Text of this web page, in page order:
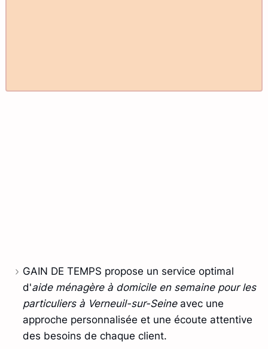
GAIN DE TEMPS propose un service optimal
d'aide ménagère à domicile en semaine pour les
particuliers à Verneuil-sur-Seineavec une
approche personnalisée et une écoute attentive
des besoins de chaque client.